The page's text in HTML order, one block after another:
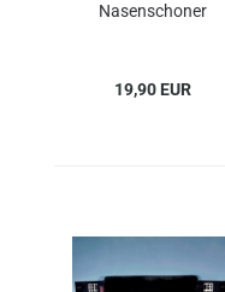
Nasenschoner
19,90 EUR